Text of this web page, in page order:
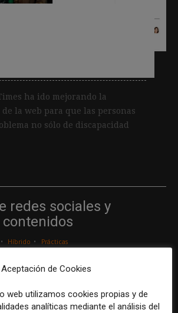
ha ido mejorando la
la web para que las personas
no sólo de discapacidad
redes sociales y
Híbrido Prácticas
contenidos
Indefinido Tiempo completo
Aceptación de Cookies
web utilizamos cookies propias y de
analíticas mediante el análisis del